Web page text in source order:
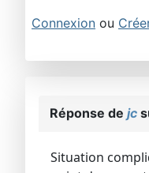
Connexion ou
Réponse de jc
Situation